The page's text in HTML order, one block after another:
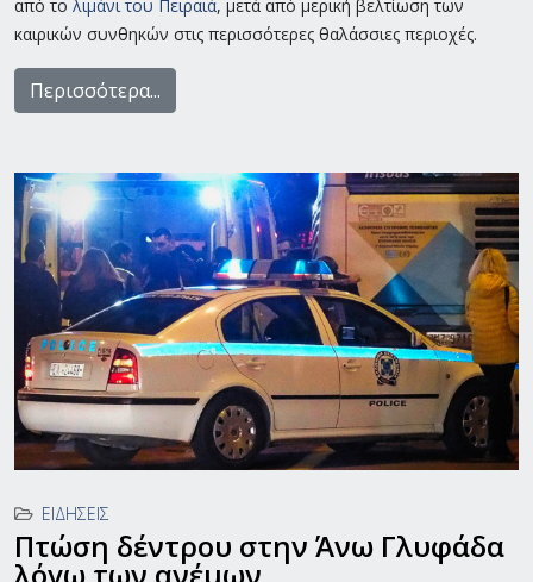
από το λιμάνι του Πειραιά, μετά από μερική βελτίωση των
καιρικών συνθηκών στις περισσότερες θαλάσσιες περιοχές.
Περισσότερα...
ΕΙΔΉΣΕΙΣ
Πτώση δέντρου στην Άνω Γλυφάδα